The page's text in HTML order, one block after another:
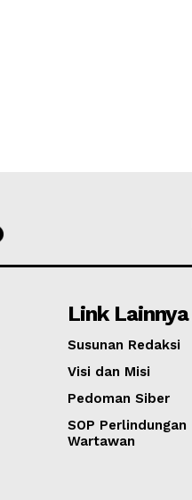
Link Lainnya
Susunan Redaksi
Visi dan Misi
Pedoman Siber
SOP Perlindungan
Wartawan